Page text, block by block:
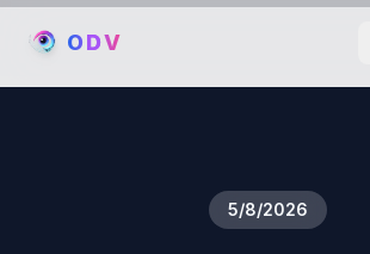
ODV
5/8/2026